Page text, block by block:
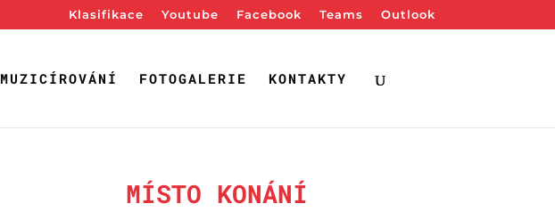
Klasifikace Youtube Facebook Teams Outlook
MUZICÍROVÁNÍ FOTOGALERIE KONTAKTY
MÍSTO KONÁNÍ